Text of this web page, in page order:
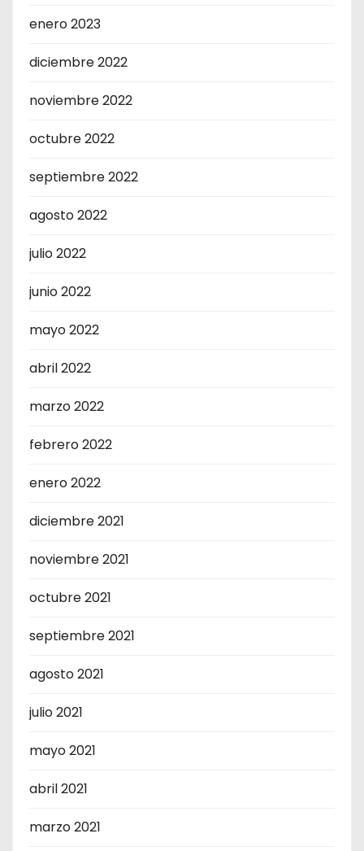
enero 2023
diciembre 2022
noviembre 2022
octubre 2022
septiembre 2022
agosto 2022
julio 2022
junio 2022
mayo 2022
abril 2022
marzo 2022
febrero 2022
enero 2022
diciembre 2021
noviembre 2021
octubre 2021
septiembre 2021
agosto 2021
julio 2021
mayo 2021
abril 2021
marzo 2021